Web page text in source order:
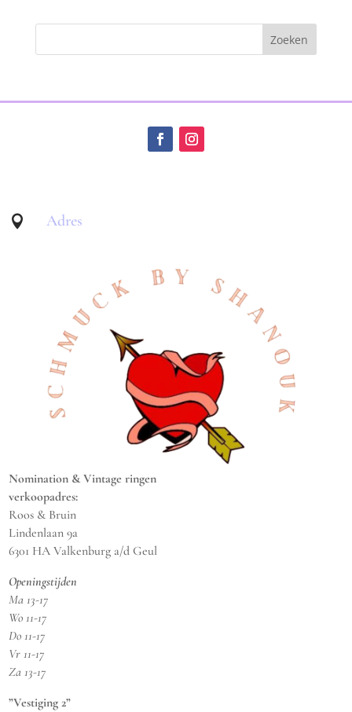
 Adres
Nomination & Vintage ringen
verkoopadres:
Roos & Bruin
Lindenlaan 9a
6301 HA Valkenburg a/d Geul
Openingstijden
Ma 13-17
Wo 11-17
Do 11-17
Vr 11-17
Za 13-17
”Vestiging 2”